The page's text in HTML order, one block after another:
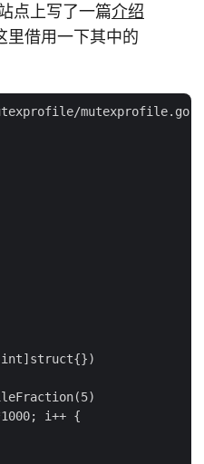
点上写了一篇介绍
里借用一下其中的
mutexprofile.go
i++ {